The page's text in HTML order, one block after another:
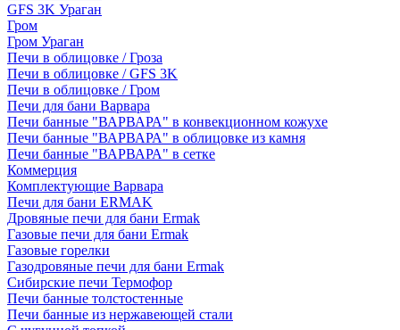
GFS 3K Ураган
Гром
Гром Ураган
Печи в облицовке / Гроза
Печи в облицовке / GFS 3K
Печи в облицовке / Гром
Печи для бани Варвара
Печи банные "ВАРВАРА" в конвекционном кожухе
Печи банные "ВАРВАРА" в облицовке из камня
Печи банные "ВАРВАРА" в сетке
Коммерция
Комплектующие Варвара
Печи для бани ERMAK
Дровяные печи для бани Ermak
Газовые печи для бани Ermak
Газовые горелки
Газодровяные печи для бани Ermak
Сибирские печи Термофор
Печи банные толстостенные
Печи банные из нержавеющей стали